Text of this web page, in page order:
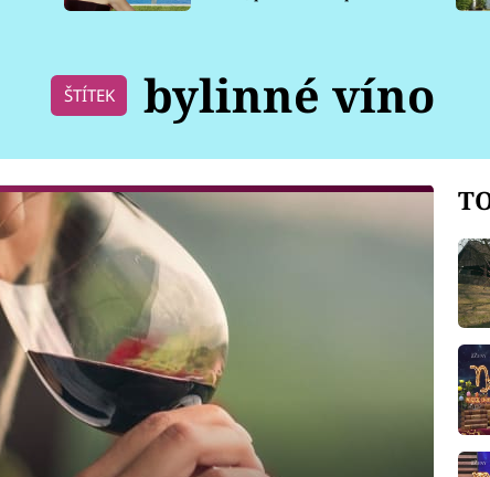
ŠTÍTEK bylinné víno